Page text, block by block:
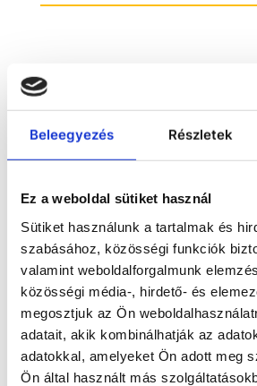
Beleegyezés Részletek
Ez a weboldal sütiket használ
Sütiket használunk a tartalmak és
szabásához, közösségi funkciók
valamint weboldalforgalmunk
közösségi média-, hirdető- és
megosztjuk az Ön
adatait, akik kombinálhatják az
adatokkal, amelyeket Ön adott meg
Ön által használt más
Heidolph Attachment
tension rollers